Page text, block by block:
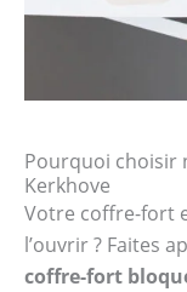
Pourquoi choisir
Kerkhove
Votre coffre-fort
l’ouvrir ? Faites
coffre-fort